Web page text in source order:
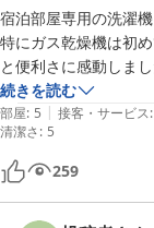
宿泊部屋専用の洗濯
特にガス乾燥機は初
と便利さに感動しまし
お部屋も綺麗でセン
た。
駐車場から荷物をあ
続きを読む
部屋: 5 | 接客・サービス:
清潔さ: 5
259